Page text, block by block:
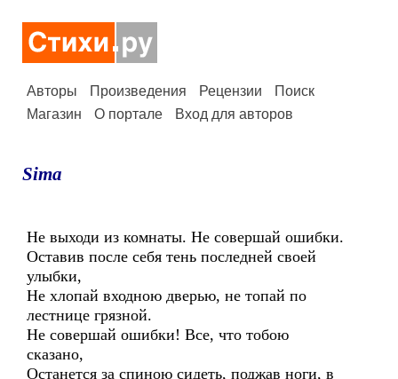
Авторы Произведения Рецензии
Поиск
Магазин
О портале Вход для авторов
Sima
Не выходи из комнаты. Не совершай ошибки.
Оставив после себя тень последней своей
улыбки,
Не хлопай входною дверью, не топай по
лестнице грязной.
Не совершай ошибки! Все, что тобою
сказано,
Останется за спиною сидеть, поджав ноги, в